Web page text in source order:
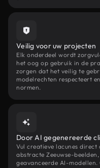
Veilig voor uw projecten
Elk onderdeel wordt
het oog op gebruik in de
zorgen dat het veilig te
modelrechten respecteert
normen.
Door AI gegenereerde
Vul creatieve lacunes
abstracte Zeeuwse-
geavanceerde AI-